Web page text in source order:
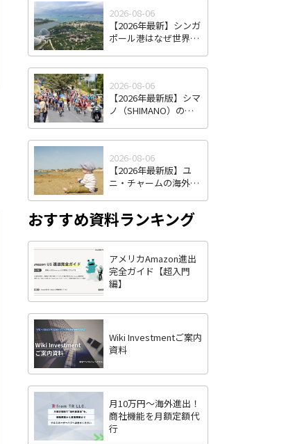
2026-08-06
【2026年最新】シンガ
ポール港はなぜ世界最
南アジア物流拠点の実
力
2026-08-06
【2026年最新版】シマ
ノ（SHIMANO）の海
るのか
2026-08-06
【2026年最新版】ユ
ニ・チャームの海外進
つの強みを徹底解説
おすすめ資料ランキング
アメリカAmazon進出
完全ガイド【超入門
編】
Wiki Investmentご案内
資料
月10万円〜海外進出！
商社機能を月額定額代
行